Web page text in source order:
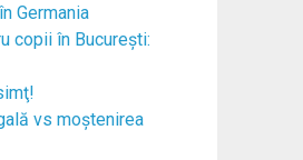
Germania
copii în București:
vs moştenirea